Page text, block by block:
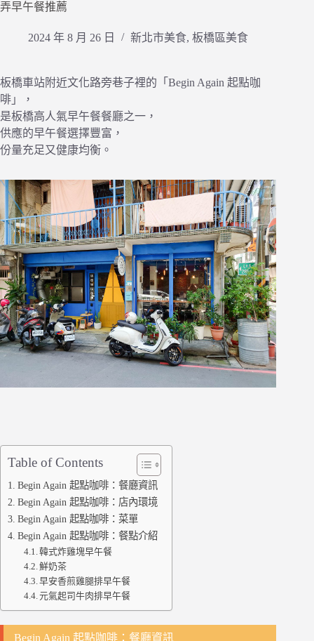
弄早午餐推薦
2024 年 8 月 26 日 新北市美食, 板橋區美食
板橋車站附近文化路旁巷子裡的「Begin Again 起點咖
啡」，
是板橋高人氣早午餐餐廳之一，
供應的早午餐選擇豐富，
份量充足又健康均衡。
Table of Contents
Begin Again 起點咖啡：餐廳資訊
Begin Again 起點咖啡：店內環境
Begin Again 起點咖啡：菜單
Begin Again 起點咖啡：餐點介紹
韓式炸雞塊早午餐
鮮奶茶
早安香煎雞腿排早午餐
元氣起司牛肉排早午餐
Begin Again 起點咖啡：餐廳資訊